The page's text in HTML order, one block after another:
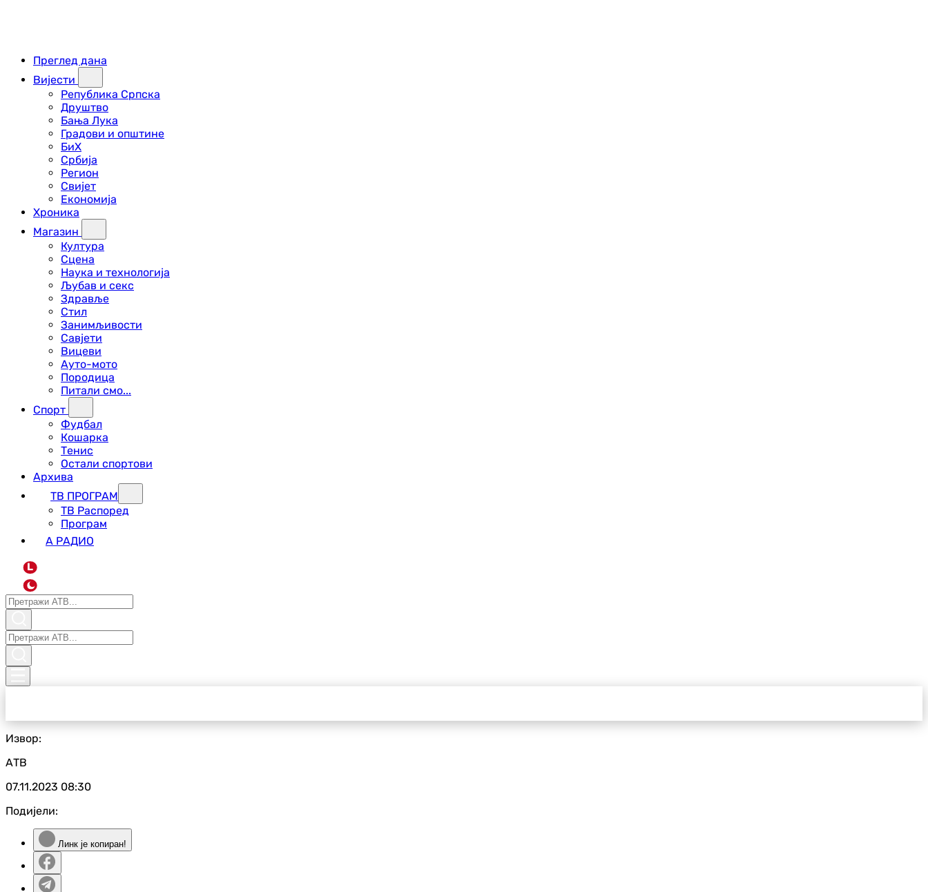
Преглед дана
Вијести
Република Српска
Друштво
Бања Лука
Градови и општине
БиХ
Србија
Регион
Свијет
Економија
Хроника
Магазин
Култура
Сцена
Наука и технологија
Љубав и секс
Здравље
Стил
Занимљивости
Савјети
Вицеви
Ауто-мото
Породица
Питали смо...
Спорт
Фудбал
Кошарка
Тенис
Остали спортови
Архива
ТВ ПРОГРАМ
ТВ Распоред
Програм
А РАДИО
L
Извор:
АТВ
07.11.2023 08:30
Подијели:
Линк је копиран!